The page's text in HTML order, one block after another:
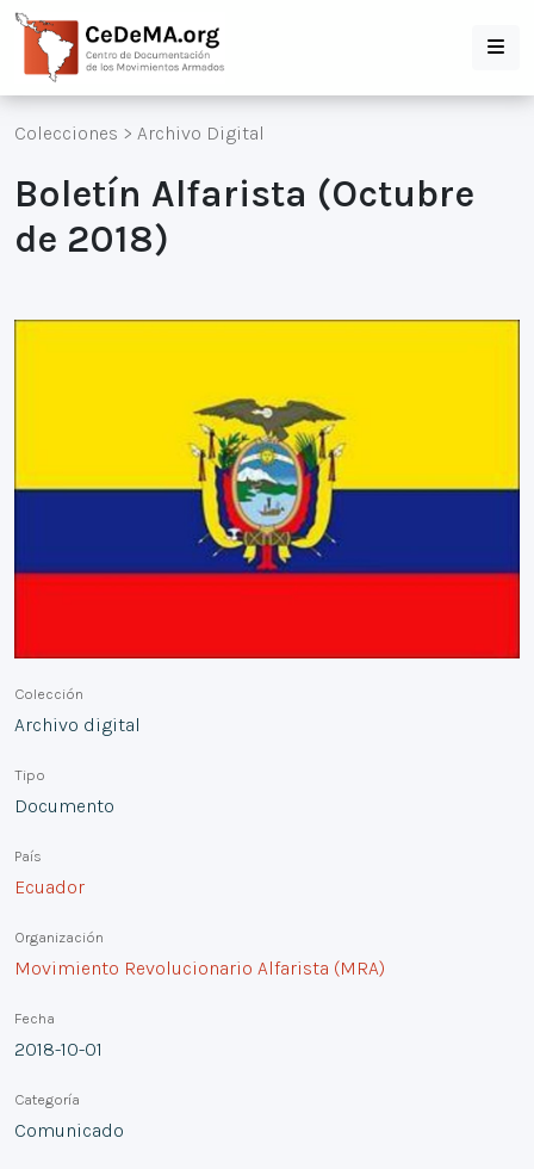
Colecciones > Archivo Digital
Boletín Alfarista (Octubre
de 2018)
Colección
Archivo digital
Tipo
Documento
País
Ecuador
Organización
Movimiento Revolucionario Alfarista (MRA)
Fecha
2018-10-01
Categoría
Comunicado